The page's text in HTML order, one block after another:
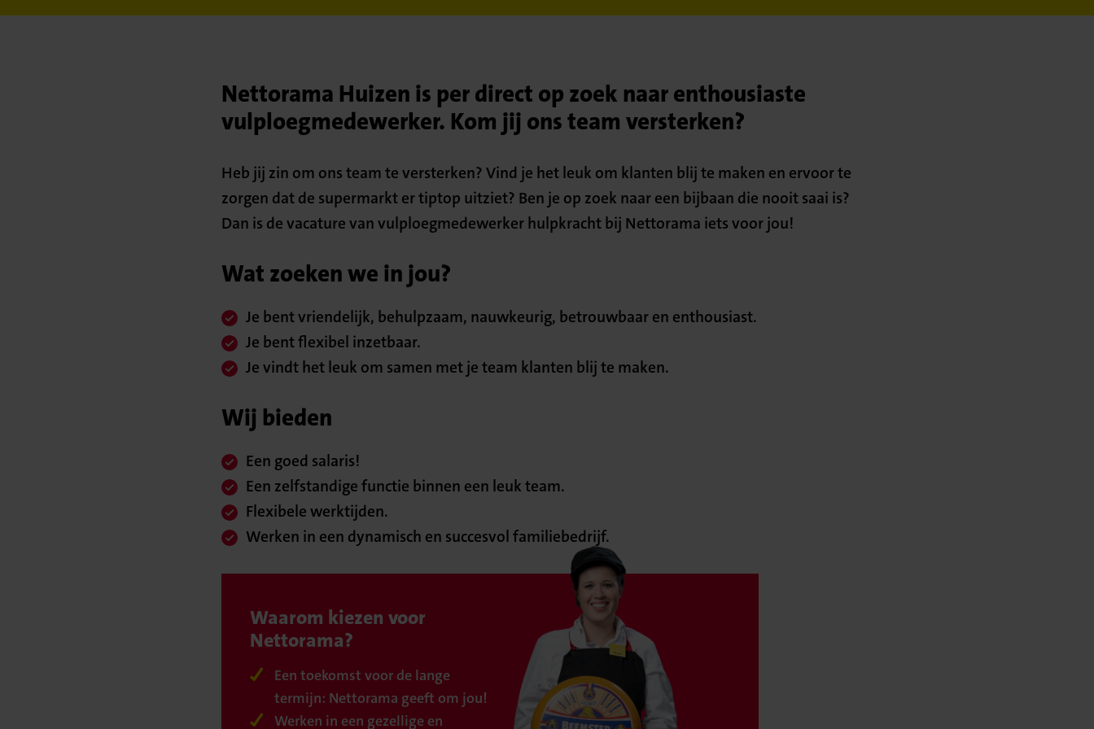
Nettorama Huizen is per direct op zoek naar enthousiaste
vulploegmedewerker. Kom jij ons team versterken?
Heb jij zin om ons team te versterken? Vind je het leuk om klanten blij te maken en ervoor te
zorgen dat de supermarkt er tiptop uitziet? Ben je op zoek naar een bijbaan die nooit saai is?
Dan is de vacature van vulploegmedewerker hulpkracht bij Nettorama iets voor jou!
Wat zoeken we in jou?
Je bent vriendelijk, behulpzaam, nauwkeurig, betrouwbaar en enthousiast.
Je bent flexibel inzetbaar.
Je vindt het leuk om samen met je team klanten blij te maken.
Wij bieden
Een goed salaris!
Een zelfstandige functie binnen een leuk team.
Flexibele werktijden.
Werken in een dynamisch en succesvol familiebedrijf.
Waarom kiezen voor
Nettorama?
Een toekomst voor de lange
termijn: Nettorama geeft om jou!
Werken in een gezellige en